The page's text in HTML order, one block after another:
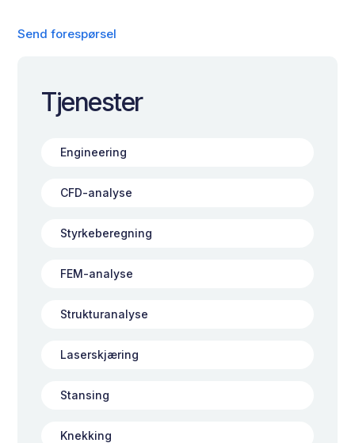
Tjenester
Engineering
CFD-analyse
Styrkeberegning
FEM-analyse
Strukturanalyse
Laserskjæring
Stansing
Knekking
Send forespørsel